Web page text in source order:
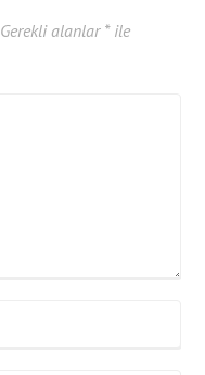
Gerekli alanlar *ile